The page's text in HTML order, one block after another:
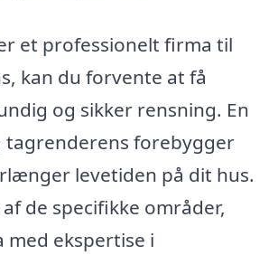
et professionelt firma til
kan du forvente at få
og sikker rensning. En
forebygger
levetiden på dit hus.
de specifikke områder,
ekspertise i